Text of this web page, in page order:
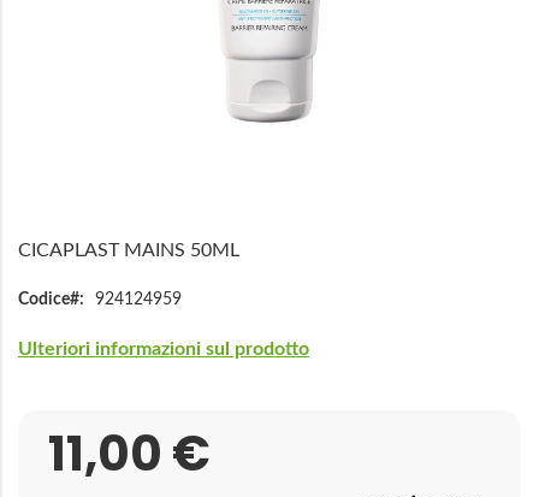
all'inizio
galleria
immagini
CICAPLAST MAINS 50ML
Codice 924124959
Ulteriori informazioni sul prodotto
11,00 €